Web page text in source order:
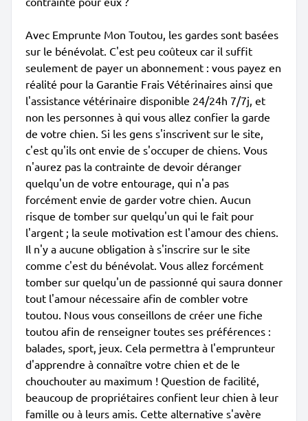
Avec Emprunte Mon Toutou, les gardes sont basées
sur le bénévolat. C'est peu coûteux car il suffit
seulement de payer un abonnement : vous payez en
réalité pour la Garantie Frais Vétérinaires ainsi que
l'assistance vétérinaire disponible 24/24h 7/7j, et
non les personnes à qui vous allez confier la garde
de votre chien. Si les gens s'inscrivent sur le site,
c'est qu'ils ont envie de s'occuper de chiens. Vous
n'aurez pas la contrainte de devoir déranger
quelqu'un de votre entourage, qui n'a pas
forcément envie de garder votre chien. Aucun
risque de tomber sur quelqu'un qui le fait pour
l'argent ; la seule motivation est l'amour des chiens.
Il n'y a aucune obligation à s'inscrire sur le site
comme c'est du bénévolat. Vous allez forcément
tomber sur quelqu'un de passionné qui saura donner
tout l'amour nécessaire afin de combler votre
toutou. Nous vous conseillons de créer une fiche
toutou afin de renseigner toutes ses préférences :
balades, sport, jeux. Cela permettra à l'emprunteur
d'apprendre à connaître votre chien et de le
chouchouter au maximum ! Question de facilité,
beaucoup de propriétaires confient leur chien à leur
famille ou à leurs amis. Cette alternative s'avère